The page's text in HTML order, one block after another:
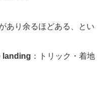
あり余るほどある、とい
landing ：トリック・着地